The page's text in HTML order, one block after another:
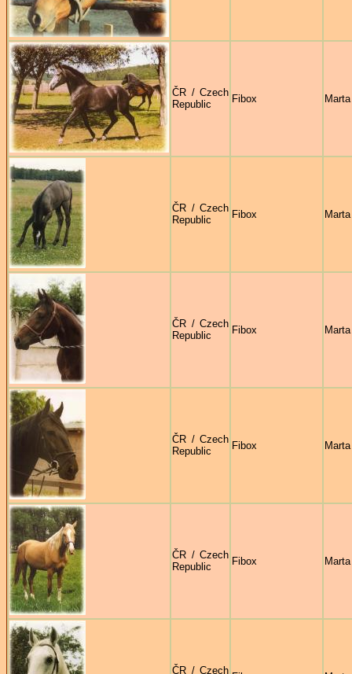
ČR / Czech
Republic
Fibox
ČR / Czech
Republic
Fibox
ČR / Czech
Republic
Fibox
ČR / Czech
Republic
Fibox
ČR / Czech
Republic
Fibox
ČR / Czech